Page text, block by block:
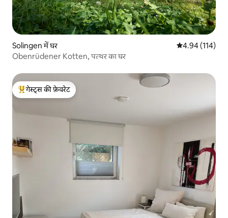
Solingen में घर औसत रेटिंग 5 में से
4.94 (114)
Obenrüdener Kotten, पत्थर का घर
गेस्ट्स का टॉप फ़ेवरेट
गेस्ट्स की फ़ेवरेट